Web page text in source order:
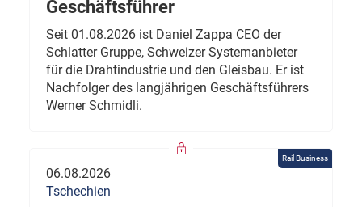
Geschäftsführer
Seit 01.08.2026 ist Daniel Zappa CEO der
Schlatter Gruppe, Schweizer Systemanbieter
für die Drahtindustrie und den Gleisbau. Er ist
Nachfolger des langjährigen Geschäftsführers
Werner Schmidli.
Rail Business
06.08.2026
Tschechien